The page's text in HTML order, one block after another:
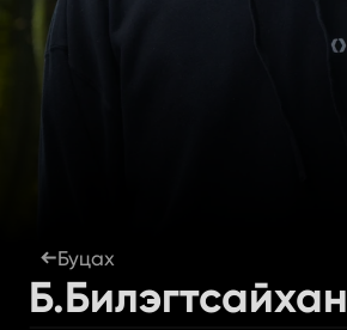
Буцах
Б.Билэгтсайхан